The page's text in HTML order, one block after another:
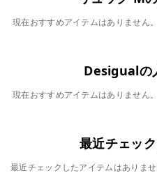
現在おすすめアイテムはありません。
Desigualの
現在おすすめアイテムはありません。
最近チェッ
最近チェックしたアイテムはありませ